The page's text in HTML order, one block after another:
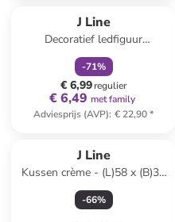
J Line
Decoratief ledfiguur
tranparant/goudkleurig - (B)13
x (H)24,5 x (D)13 cm
-71%
€ 6,99regulier
€ 6,49 met family
Adviesprijs (AVP): € 22,90*
J Line
Kussen crème - (L)58 x (B)39
cm
-66%